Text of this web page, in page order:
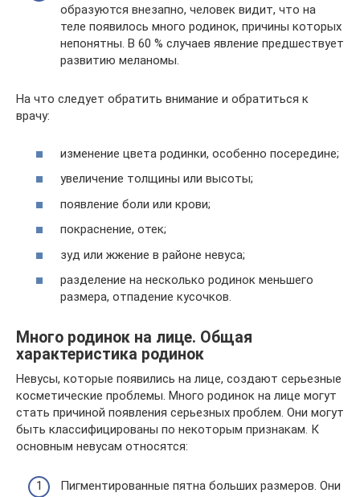
образуются внезапно, человек видит, что на
теле появилось много родинок, причины которых
непонятны. В 60 % случаев явление предшествует
развитию меланомы.
На что следует обратить внимание и обратиться к
врачу:
изменение цвета родинки, особенно посередине;
увеличение толщины или высоты;
появление боли или крови;
покраснение, отек;
зуд или жжение в районе невуса;
разделение на несколько родинок меньшего
размера, отпадение кусочков.
Много родинок на лице. Общая
характеристика родинок
Невусы, которые появились на лице, создают серьезные
косметические проблемы. Много родинок на лице могут
стать причиной появления серьезных проблем. Они могут
быть классифицированы по некоторым признакам. К
основным невусам относятся:
Пигментированные пятна больших размеров. Они